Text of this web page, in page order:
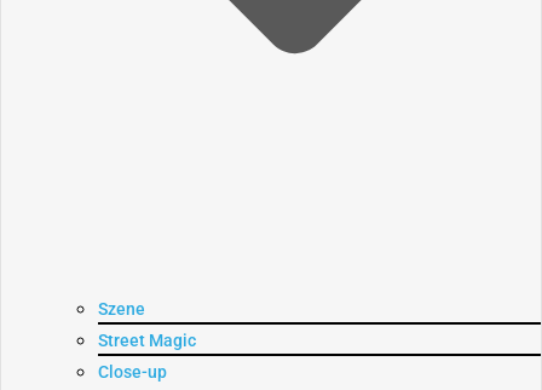
Szene
Street Magic
Close-up